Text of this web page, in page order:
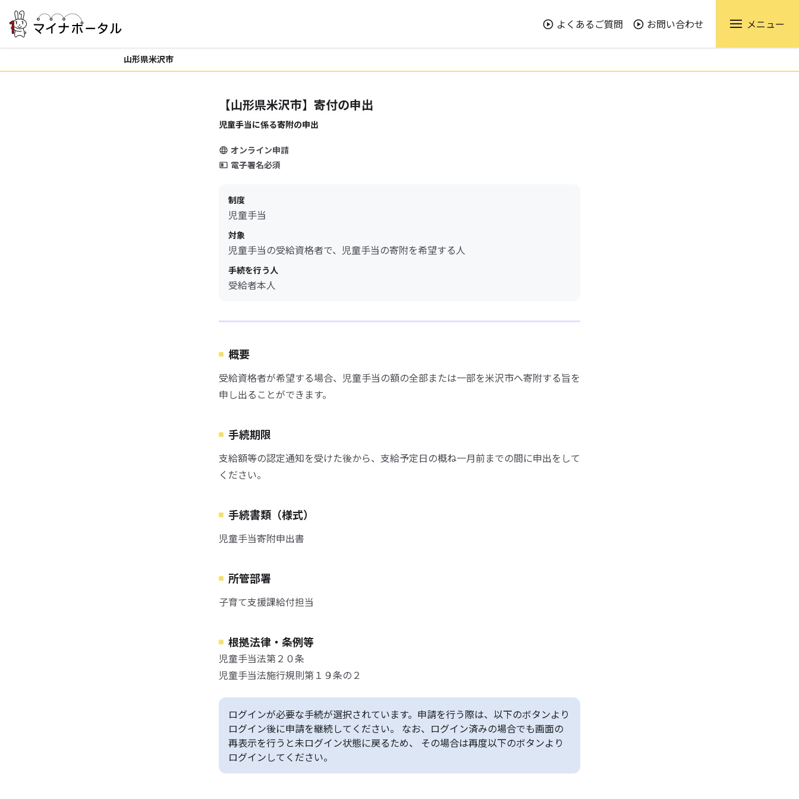
よくあるご質問 お問い合わせ メニュー
山形県米沢市
【山形県米沢市】寄付の申出
児童手当に係る寄附の申出
オンライン申請
電子署名必須
制度
児童手当
対象
児童手当の受給資格者で、児童手当の寄附を希望する人
手続を行う人
受給者本人
概要
受給資格者が希望する場合、児童手当の額の全部または一部を米沢市へ寄附する旨を
申し出ることができます。
手続期限
支給額等の認定通知を受けた後から、支給予定日の概ね一月前までの間に申出をして
ください。
手続書類（様式）
児童手当寄附申出書
所管部署
子育て支援課給付担当
根拠法律・条例等
児童手当法第２０条
児童手当法施行規則第１９条の２
ログインが必要な手続が選択されています。申請を行う際は、以下のボタンより
ログイン後に申請を継続してください。 なお、ログイン済みの場合でも画面の
再表示を行うと未ログイン状態に戻るため、 その場合は再度以下のボタンより
ログインしてください。